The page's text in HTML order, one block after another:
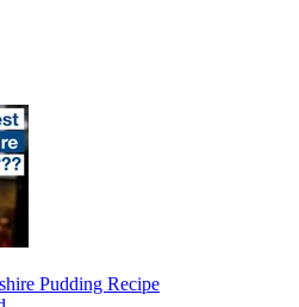
Pudding Recipe